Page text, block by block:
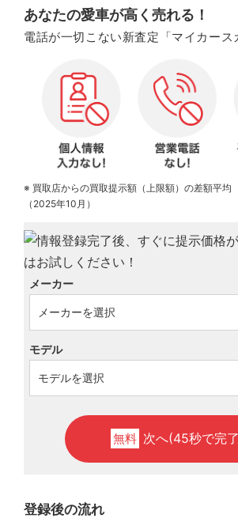
あなたの愛車が高く売れる！
電話が一切こない新査定「マイカース
※ 買取店からの買取提示額（上限額）の差額平均
（2025年10月）
メーカー
モデル
無料 次へ(45秒で完
登録後の流れ